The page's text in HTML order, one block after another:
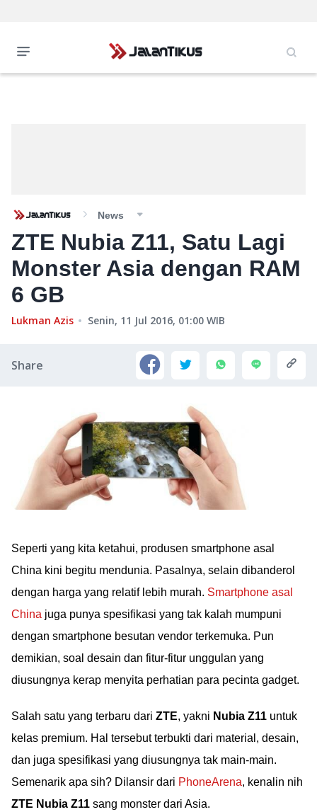
News
ZTE Nubia Z11, Satu Lagi
Monster Asia dengan RAM
6 GB
Lukman Azis Senin, 11 Jul 2016, 01:00 WIB
Share
Seperti yang kita ketahui, produsen smartphone asal
China kini begitu mendunia. Pasalnya, selain dibanderol
dengan harga yang relatif lebih murah. Smartphone asal
China juga punya spesifikasi yang tak kalah mumpuni
dengan smartphone besutan vendor terkemuka. Pun
demikian, soal desain dan fitur-fitur unggulan yang
diusungnya kerap menyita perhatian para pecinta gadget.
Salah satu yang terbaru dari ZTE, yakni Nubia Z11 untuk
kelas premium. Hal tersebut terbukti dari material, desain,
dan juga spesifikasi yang diusungnya tak main-main.
Semenarik apa sih? Dilansir dari PhoneArena, kenalin nih
ZTE Nubia Z11 sang monster dari Asia.